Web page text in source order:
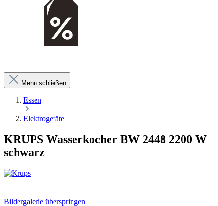
Menü schließen
Essen
Elektrogeräte
KRUPS Wasserkocher BW 2448 2200 W
schwarz
Bildergalerie überspringen